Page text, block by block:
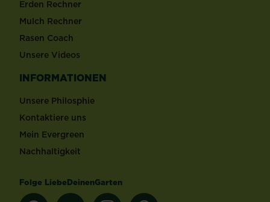
Erden Rechner
Mulch Rechner
Rasen Coach
Unsere Videos
INFORMATIONEN
Unsere Philosphie
Kontaktiere uns
Mein Evergreen
Nachhaltigkeit
Folge LiebeDeinenGarten